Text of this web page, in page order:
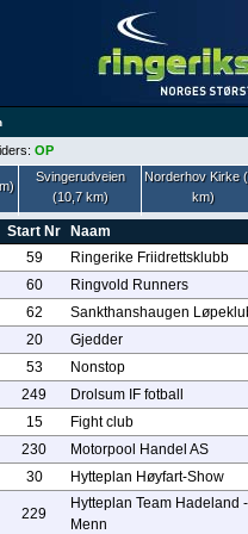
OP
Svingerudveien
(10,7 km)
Norderhov Kirke
km)
Start Nr
Naam
59
Ringerike Friidrettsklubb
60
Ringvold Runners
62
Sankthanshaugen
20
Gjedder
53
Nonstop
249
Drolsum IF fotball
15
Fight club
230
Motorpool Handel AS
30 Hytteplan Høyfart-Show
229
Hytteplan Team Hadeland -
Menn